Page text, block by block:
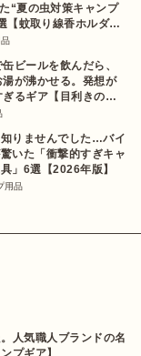
“夏の虫対策キャンプ
【蚊取り線香ホルダー
ビールを飲んだら、
湯が沸かせる。発想が
るギア【目利きのキ
りませんでした…バイ
いた「衝撃的すぎキャ
」6選【2026年版】
用品
人気職人ブランドの名
プギア】